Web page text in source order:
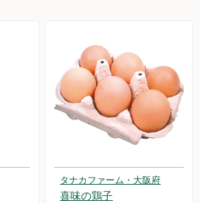
タナカファーム・大阪府
喜味の鶏子